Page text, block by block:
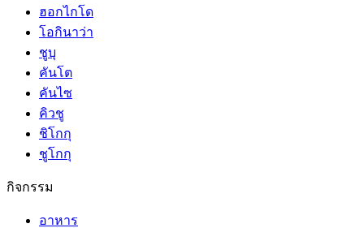
ฮอกไกโด
โอกินาว่า
ชูบุ
คันโต
คันไซ
คิวชู
ชิโกกุ
ชูโกกุ
กิจกรรม
อาหาร